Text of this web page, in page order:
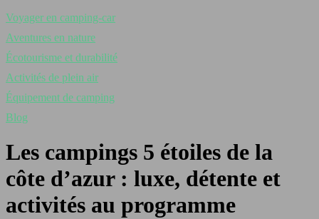
Voyager en camping-car
Aventures en nature
Écotourisme et durabilité
Activités de plein air
Équipement de camping
Blog
Les campings 5 étoiles de la
côte d’azur : luxe, détente et
activités au programme